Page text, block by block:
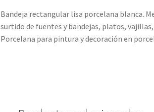
Bandeja rectangular lisa porcelana blanca.
surtido de fuentes y bandejas, platos,
Porcelana para pintura y decoración en